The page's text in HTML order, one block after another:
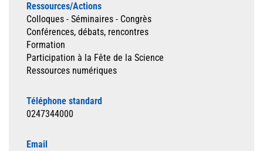
Ressources/Actions
Colloques - Séminaires - Congrès
Conférences, débats, rencontres
Formation
Participation à la Fête de la Science
Ressources numériques
Téléphone standard
0247344000
Email